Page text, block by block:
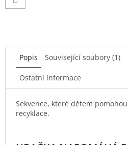
Popis Související soubory (1)
Ostatní informace
Sekvence, které dětem
recyklace.